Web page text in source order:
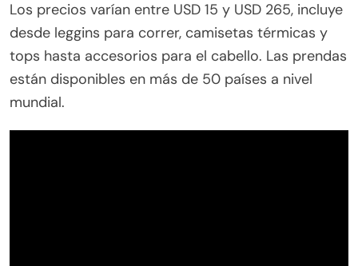
Los precios varían entre USD 15 y USD 265, incluye
desde leggins para correr, camisetas térmicas y
tops hasta accesorios para el cabello. Las prendas
están disponibles en más de 50 países a nivel
mundial.